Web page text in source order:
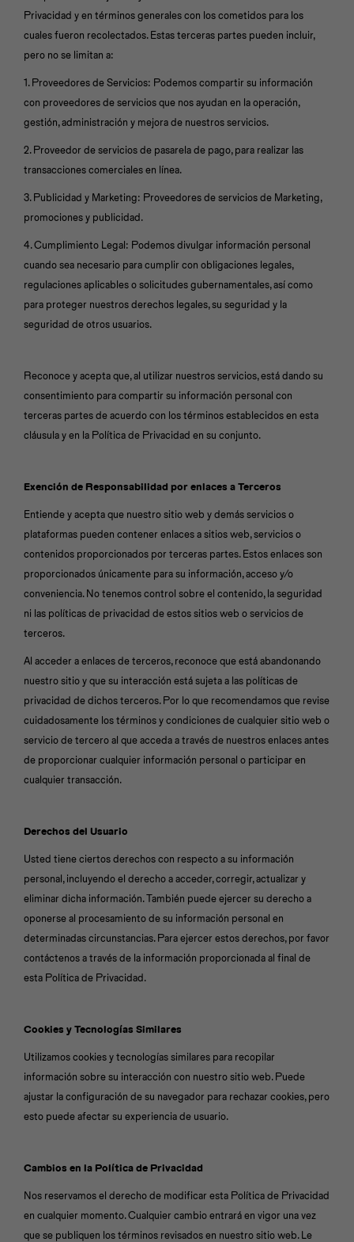
Privacidad y en términos generales con los cometidos para los
cuales fueron recolectados. Estas terceras partes pueden incluir,
pero no se limitan a:
1. Proveedores de Servicios: Podemos compartir su información
con proveedores de servicios que nos ayudan en la operación,
gestión, administración y mejora de nuestros servicios.
2. Proveedor de servicios de pasarela de pago, para realizar las
transacciones comerciales en línea.
3. Publicidad y Marketing: Proveedores de servicios de Marketing,
promociones y publicidad.
4. Cumplimiento Legal: Podemos divulgar información personal
cuando sea necesario para cumplir con obligaciones legales,
regulaciones aplicables o solicitudes gubernamentales, así como
para proteger nuestros derechos legales, su seguridad y la
seguridad de otros usuarios.
Reconoce y acepta que, al utilizar nuestros servicios, está dando su
consentimiento para compartir su información personal con
terceras partes de acuerdo con los términos establecidos en esta
cláusula y en la Política de Privacidad en su conjunto.
Exención de Responsabilidad por enlaces a Terceros
Entiende y acepta que nuestro sitio web y demás servicios o
plataformas pueden contener enlaces a sitios web, servicios o
contenidos proporcionados por terceras partes. Estos enlaces son
proporcionados únicamente para su información, acceso y/o
conveniencia. No tenemos control sobre el contenido, la seguridad
ni las políticas de privacidad de estos sitios web o servicios de
terceros.
Al acceder a enlaces de terceros, reconoce que está abandonando
nuestro sitio y que su interacción está sujeta a las políticas de
privacidad de dichos terceros. Por lo que recomendamos que revise
cuidadosamente los términos y condiciones de cualquier sitio web o
servicio de tercero al que acceda a través de nuestros enlaces antes
de proporcionar cualquier información personal o participar en
cualquier transacción.
Derechos del Usuario
Usted tiene ciertos derechos con respecto a su información
personal, incluyendo el derecho a acceder, corregir, actualizar y
eliminar dicha información. También puede ejercer su derecho a
oponerse al procesamiento de su información personal en
determinadas circunstancias. Para ejercer estos derechos, por favor
contáctenos a través de la información proporcionada al final de
esta Política de Privacidad.
Cookies y Tecnologías Similares
Utilizamos cookies y tecnologías similares para recopilar
información sobre su interacción con nuestro sitio web. Puede
ajustar la configuración de su navegador para rechazar cookies, pero
esto puede afectar su experiencia de usuario.
Cambios en la Política de Privacidad
Nos reservamos el derecho de modificar esta Política de Privacidad
en cualquier momento. Cualquier cambio entrará en vigor una vez
que se publiquen los términos revisados en nuestro sitio web. Le